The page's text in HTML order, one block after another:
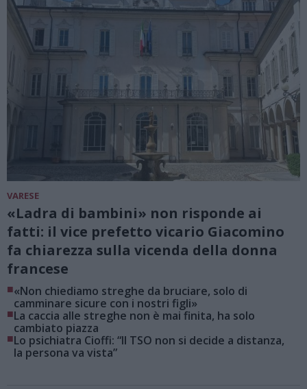
VARESE
«Ladra di bambini» non risponde ai
fatti: il vice prefetto vicario Giacomino
fa chiarezza sulla vicenda della donna
francese
■«Non chiediamo streghe da bruciare, solo di
camminare sicure con i nostri figli»
■La caccia alle streghe non è mai finita, ha solo
cambiato piazza
■Lo psichiatra Cioffi: “Il TSO non si decide a distanza,
la persona va vista”